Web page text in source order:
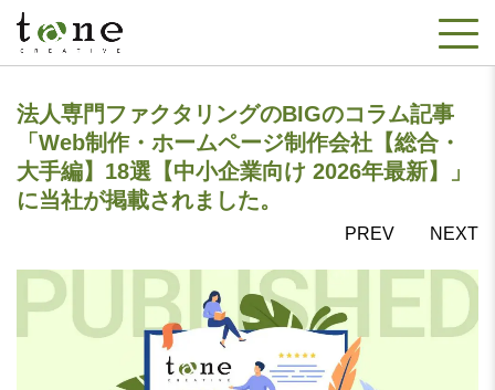
法人専門ファクタリングのBIGのコラム記事
「Web制作・ホームページ制作会社【総合・
大手編】18選【中小企業向け 2026年最新】」
に当社が掲載されました。
PREV NEXT